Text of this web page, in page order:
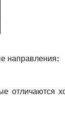
направления:
отличаются